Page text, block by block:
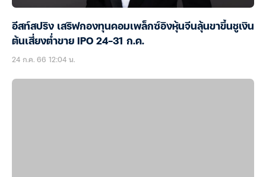
อีสท์สปริง เสริฟกองทุนคอมเพล็กซ์อิงหุ้นจีนลุ้นขาขึ้นชูเงิน
ต้นเสี่ยงต่ำขาย IPO 24-31 ก.ค.
24 ก.ค. 66 12:04 น.